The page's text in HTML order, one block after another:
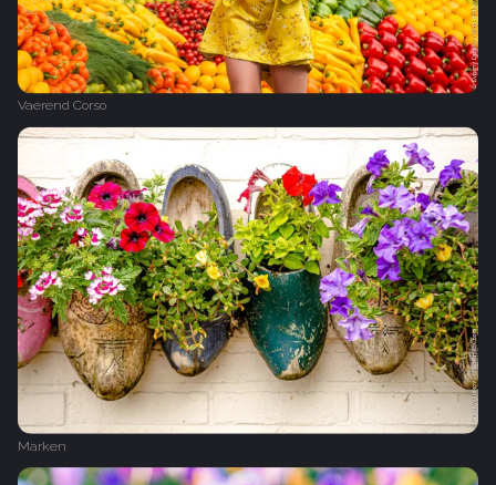
Vaerend Corso
Marken